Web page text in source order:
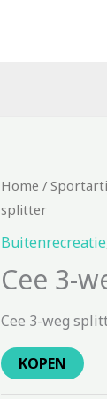
Home /
splitter
Buitenrecreatie
Cee 3-
Cee 3-weg
KOPEN